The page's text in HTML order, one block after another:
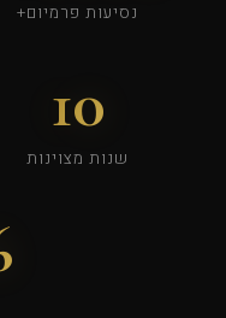
נסיעות פרמיום+
10
שנות מצוינות